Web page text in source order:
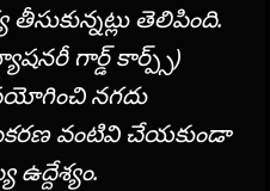
తీసుకున్నట్లు తెలిపింది.
గార్డ్ కార్ప్స్)
నగదు
వంటివి చేయకుండా
ఉద్దేశ్యం.